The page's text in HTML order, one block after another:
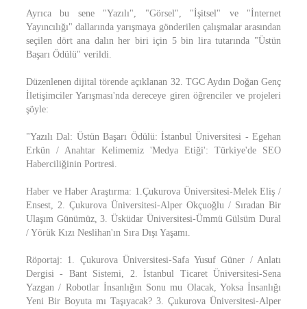
Ayrıca bu sene "Yazılı", "Görsel", "İşitsel" ve "İnternet
Yayıncılığı" dallarında yarışmaya gönderilen çalışmalar arasından
seçilen dört ana dalın her biri için 5 bin lira tutarında "Üstün
Başarı Ödülü" verildi.
Düzenlenen dijital törende açıklanan 32. TGC Aydın Doğan Genç
İletişimciler Yarışması'nda dereceye giren öğrenciler ve projeleri
şöyle:
"Yazılı Dal: Üstün Başarı Ödülü: İstanbul Üniversitesi - Egehan
Erkün / Anahtar Kelimemiz 'Medya Etiği': Türkiye'de SEO
Haberciliğinin Portresi.
Haber ve Haber Araştırma: 1.Çukurova Üniversitesi-Melek Eliş /
Ensest, 2. Çukurova Üniversitesi-Alper Okçuoğlu / Sıradan Bir
Ulaşım Günümüz, 3. Üsküdar Üniversitesi-Ümmü Gülsüm Dural
/ Yörük Kızı Neslihan'ın Sıra Dışı Yaşamı.
Röportaj: 1. Çukurova Üniversitesi-Safa Yusuf Güner / Anlatı
Dergisi - Bant Sistemi, 2. İstanbul Ticaret Üniversitesi-Sena
Yazgan / Robotlar İnsanlığın Sonu mu Olacak, Yoksa İnsanlığı
Yeni Bir Boyuta mı Taşıyacak? 3. Çukurova Üniversitesi-Alper